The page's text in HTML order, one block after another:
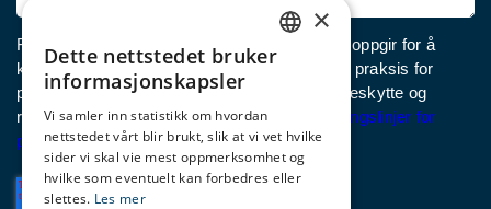
Fjord Norge trenger kontaktinformasjonen du oppgir for å
kontakte deg om det du spør om. Les om vår praksis for
personvern og hvordan vi forplikter oss til å beskytte og
respektere personvernet ditt, kan du se
Retningslinjer for
personvern.
ENGLISH
GERMAN
×
Dette nettstedet bruker
informasjonskapsler
Vi samler inn statistikk om hvordan
nettstedet vårt blir brukt, slik at vi vet hvilke
sider vi skal vie mest oppmerksomhet og
hvilke som eventuelt kan forbedres eller
slettes. Les mer